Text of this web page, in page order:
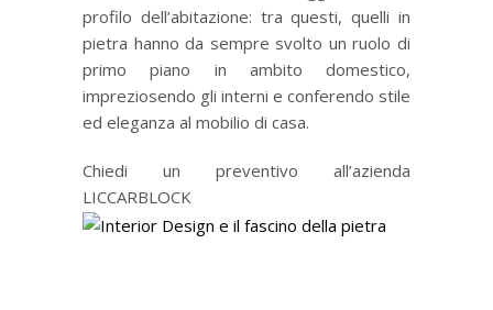
profilo dell’abitazione: tra questi, quelli in
pietra hanno da sempre svolto un ruolo di
primo piano in ambito domestico,
impreziosendo gli interni e conferendo stile
ed eleganza al mobilio di casa.
Chiedi un preventivo all’azienda
LICCARBLOCK